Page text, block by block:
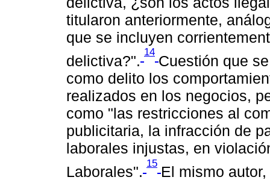
titularon anteriormente,
que se incluyen
delictiva?".
14
Cuestión que
como delito los
realizados en los negocios,
como "las restricciones al
publicitaria, la infracción de
laborales injustas, en
Laborales".
15
El mismo